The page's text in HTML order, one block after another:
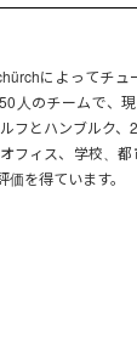
によってチュ
人のチームで、
フとハンブルク
フィス、学校、
を得ています。